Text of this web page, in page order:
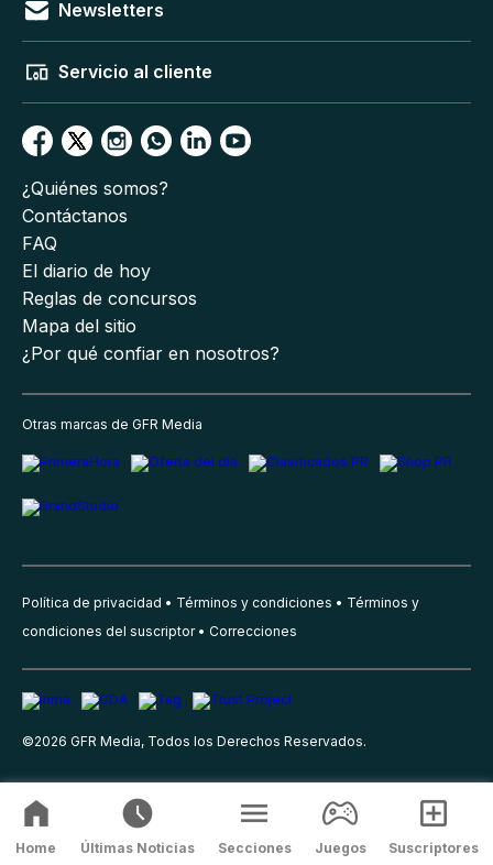
Newsletters
Servicio al cliente
¿Quiénes somos?
Contáctanos
FAQ
El diario de hoy
Reglas de concursos
Mapa del sitio
¿Por qué confiar en nosotros?
Otras marcas de GFR Media
Política de privacidad Términos y condiciones
Términos y
condiciones del suscriptor
Correcciones
©2026 GFR Media, Todos los Derechos Reservados.
Home Últimas Noticias Secciones Juegos Suscriptores